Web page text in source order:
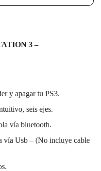
3 –
y apagar tu PS3.
seis ejes.
vía bluetooth.
vía Usb – (No incluye cable